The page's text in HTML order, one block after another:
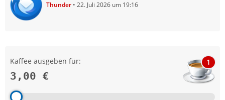
Thunder 22. Juli 2026 um 19:16
Kaffee ausgeben für:
3,00 €
1